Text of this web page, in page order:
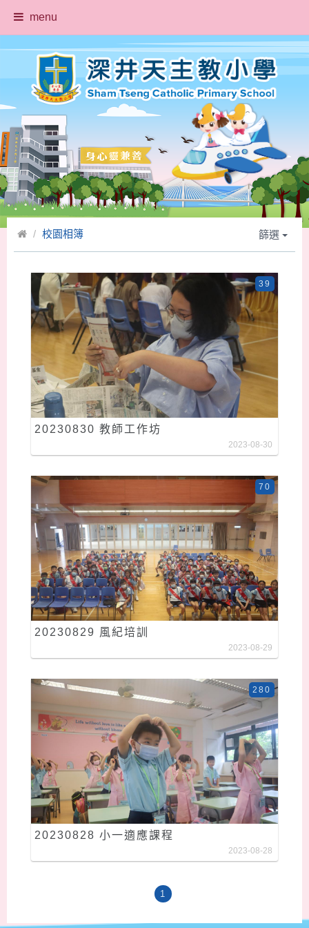
menu
校園相簿 篩選
20230830 教師工作坊
39
2023-08-30
20230829 風紀培訓
70
2023-08-29
20230828 小一適應課程
280
2023-08-28
1